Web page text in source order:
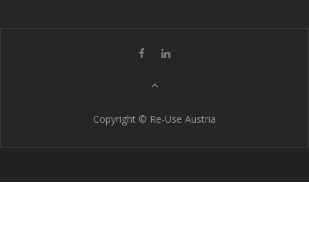
Copyright © Re-Use Austria